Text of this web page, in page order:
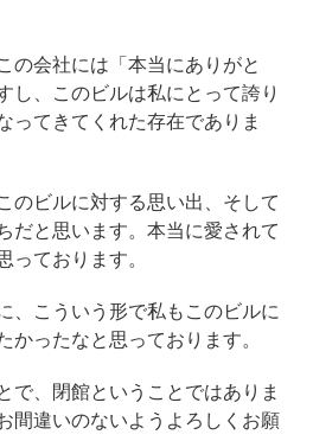
の会社には「本当にありがと
し、このビルは私にとって誇り
ってきてくれた存在でありま
のビルに対する思い出、そして
だと思います。本当に愛されて
っております。
、こういう形で私もこのビルに
かったなと思っております。
、閉館ということではありま
間違いのないようよろしくお願